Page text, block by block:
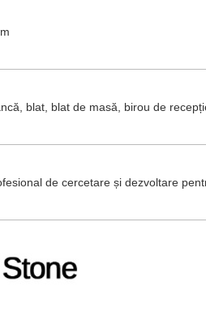
blat, blat de masă, birou de
de cercetare și dezvoltare